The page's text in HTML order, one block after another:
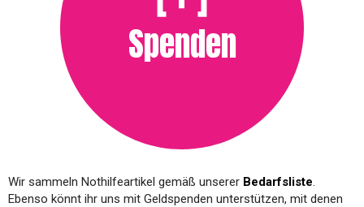
Spenden
Wir sammeln Nothilfeartikel gemäß unserer Bedarfsliste.
Ebenso könnt ihr uns mit Geldspenden unterstützen, mit denen